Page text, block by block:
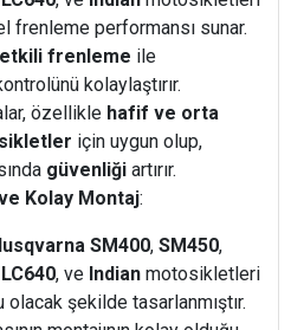
frenleme performansı sunar.
frenleme ile
kolaylaştırır.
özellikle hafif ve orta
için uygun olup,
güvenliği artırır.
Kolay Montaj:
SM400, SM450,
, ve Indian motosikletleri
olacak şekilde tasarlanmıştır.